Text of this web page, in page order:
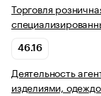
Торговля
46.16
Деятельность
изделиями,